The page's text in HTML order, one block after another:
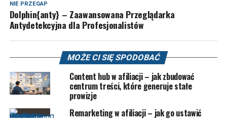
NIE PRZEGAP
Dolphin{anty} – Zaawansowana Przeglądarka
Antydetekcyjna dla Profesjonalistów
MOŻE CI SIĘ SPODOBAĆ
Content hub w afiliacji – jak zbudować
centrum treści, które generuje stałe
prowizje
Remarketing w afiliacji – jak go ustawić